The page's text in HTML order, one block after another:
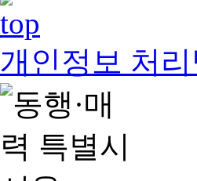
개인정보 처리